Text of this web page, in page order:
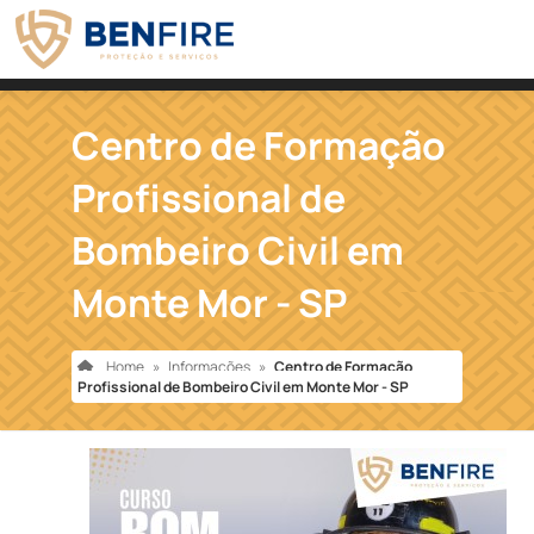
Centro de Formação
Profissional de
Bombeiro Civil em
Monte Mor - SP
Home » Informações » Centro de Formação
Profissional de Bombeiro Civil em Monte Mor - SP